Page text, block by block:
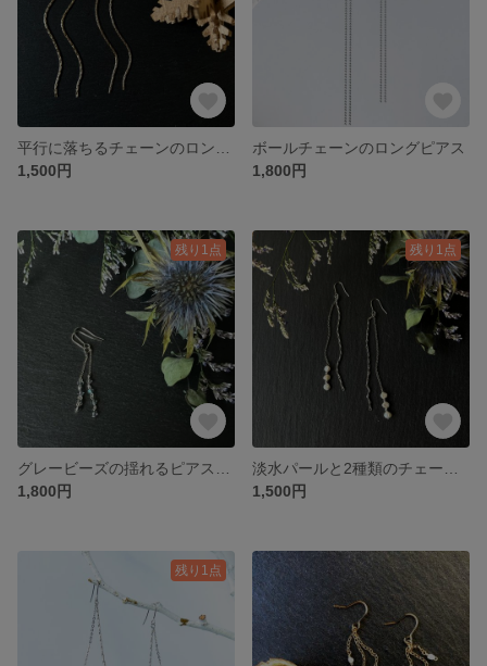
1,500円
ボールチェーンのロングピアス
1,800円
残り1点
1,800円
残り1点
1,500円
残り1点